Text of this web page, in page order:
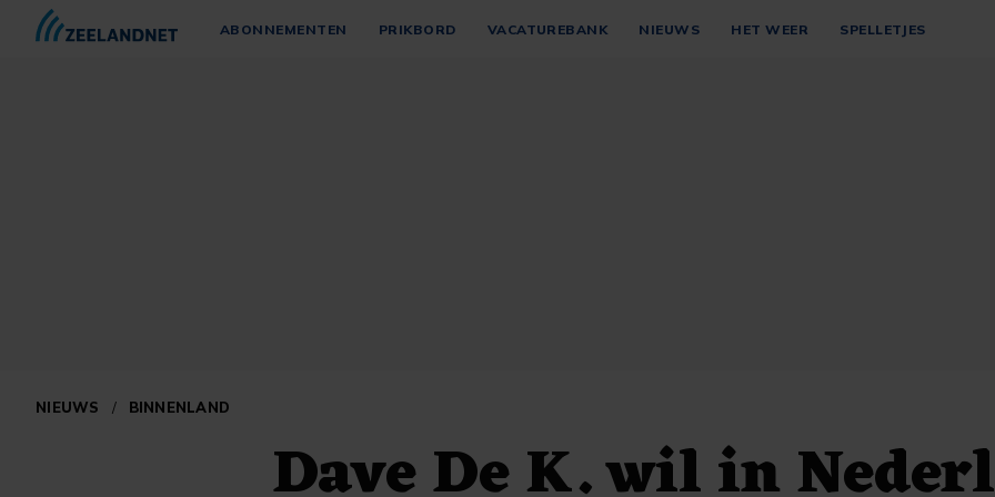
ABONNEMENTEN PRIKBORD VACATUREBANK NIEUWS HET WEER SPELLETJES
NIEUWS / BINNENLAND